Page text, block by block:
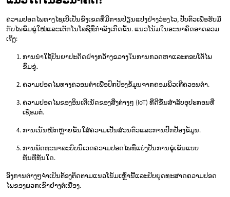
ຄວາມປອດໄພທາງໄຊເບີເປັນຂົງເຂດທີ່ມີການປ່ຽນແປງຢ່າງວ່ອງໄວ, ປັບຕົວເພື່ອຮັບມື
ກັບໄພຂົ່ມຂູ່ໃໝ່ແລະເຕັກໂນໂລຊີທີ່ກຳລັງເກີດຂຶ້ນ. ແນວໂນ້ມໃນອະນາຄົດອາດລວມ
ເຖິງ:
ການນຳໃຊ້ປັນຍາປະດິດຢ່າງກວ້າງຂວາງໃນການກວດຫາແລະຕອບໂຕ້ໄພ
ຂົ່ມຂູ່.
ຄວາມປອດໄພທາງຄວອນຕຳເພື່ອປົກປ້ອງຂໍ້ມູນຈາກຄອມພິວເຕີຄວອນຕຳ.
ຄວາມປອດໄພຂອງອິນເຕີເນັດຂອງສິ່ງຕ່າງໆ (IoT) ທີ່ດີຂຶ້ນສຳລັບອຸປະກອນທີ່
ເຊື່ອມຕໍ່.
ການເນັ້ນໜັກຫຼາຍຂຶ້ນໃສ່ຄວາມເປັນສ່ວນຕົວແລະການປົກປ້ອງຂໍ້ມູນ.
ການພັດທະນາລະບົບນິເວດຄວາມປອດໄພທີ່ແບ່ງປັນການຂູ່ເຂັນແບບ
ທັນທີທັນໃດ.
ອົງການຕ່າງໆຈຳເປັນຕ້ອງຕິດຕາມແນວໂນ້ມເຫຼົ່ານີ້ແລະປັບຍຸດທະສາດຄວາມປອດ
ໄພຂອງພວກເຂົາຢ່າງຕໍ່ເນື່ອງ.